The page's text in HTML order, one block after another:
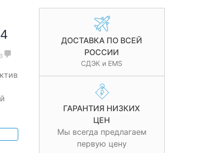
ДОСТАВКА ПО ВСЕЙ
РОССИИ
СДЭК и EMS
ГАРАНТИЯ НИЗКИХ
ЦЕН
Мы всегда предлагаем
первую цену